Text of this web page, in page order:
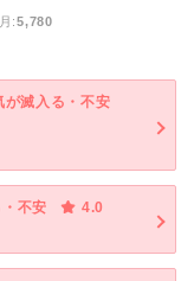
:5,780
が滅入る・不安
不安
4.0